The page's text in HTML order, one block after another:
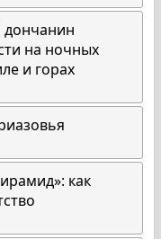
дончанин
на ночных
и горах
как